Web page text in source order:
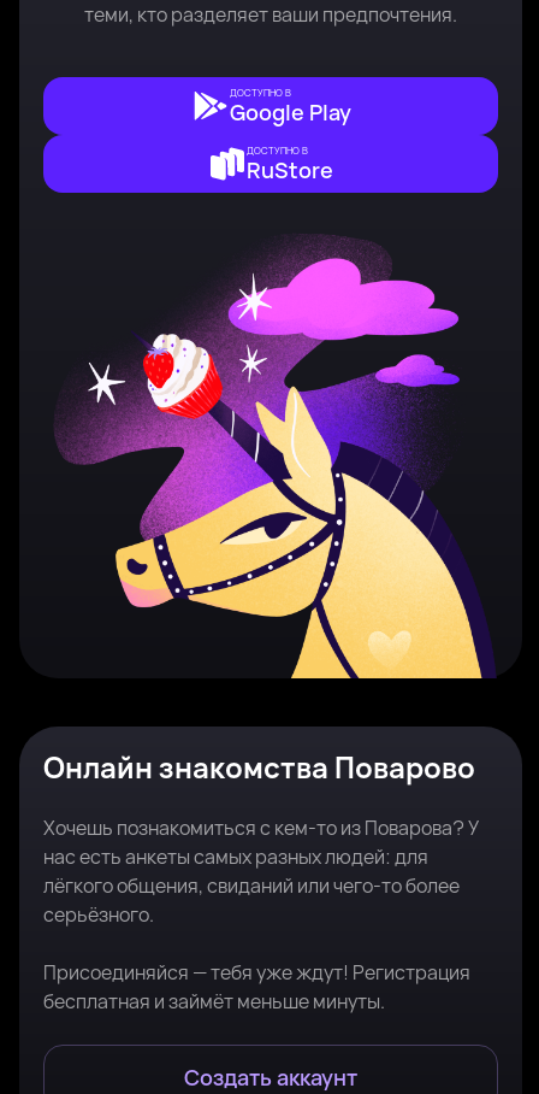
теми, кто разделяет ваши предпочтения.
ДОСТУПНО В
Google Play
ДОСТУПНО В
RuStore
Онлайн знакомства Поварово
Хочешь познакомиться с кем-то из Поварова? У
нас есть анкеты самых разных людей: для
лёгкого общения, свиданий или чего-то более
серьёзного.
Присоединяйся — тебя уже ждут! Регистрация
бесплатная и займёт меньше минуты.
Создать аккаунт